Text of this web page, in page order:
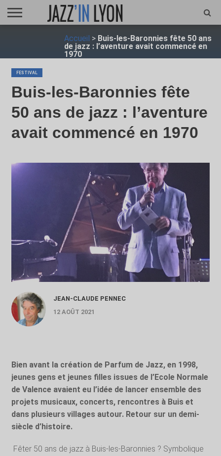
Accueil > Buis-les-Baronnies fête 50 ans
de jazz : l’aventure avait commencé en
1970
FESTIVAL
Buis-les-Baronnies fête
50 ans de jazz : l’aventure
avait commencé en 1970
JEAN-CLAUDE PENNEC
12 AOÛT 2021
Bien avant la création de Parfum de Jazz, en 1998,
jeunes gens et jeunes filles issues de l’Ecole Normale
de Valence avaient eu l’idée de lancer ensemble des
projets musicaux, concerts, rencontres à Buis et
dans plusieurs villages autour. Retour sur un demi-
siècle d’histoire.
Fêter 50 ans de jazz à Buis-les-Baronnies ? Symbolique